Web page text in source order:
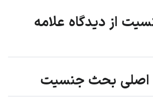
از دیدگاه علامه
اصلی بحث جنسیت